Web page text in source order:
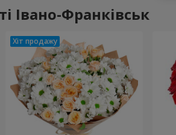
Івано-Франківськ